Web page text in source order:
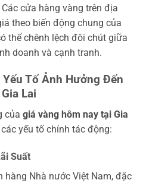
cửa hàng vàng trên địa
theo biến động chung của
thể chênh lệch đôi chút giữa
doanh và cạnh tranh.
Tố Ảnh Hưởng Đến
Lai
của giá vàng hôm nay tại Gia
yếu tố chính tác động:
Suất
hàng Nhà nước Việt Nam, đặc